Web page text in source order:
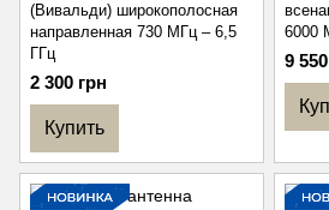
(Вивальди) широкополосная
направленная 730 МГц – 6,5
ГГц
2 300 грн
Купить
6000
9